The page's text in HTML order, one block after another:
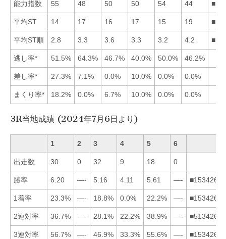
能力指数 55 48 50 50 54 44
平均ST 14 17 16 17 15 19
平均ST順 2.8 3.3 3.6 3.3 3.2 4.2
逃し率* 51.5% 64.3% 46.7% 40.0% 50.0% 46.2%
差し率* 27.3% 7.1% 0.0% 10.0% 0.0% 0.0%
まくり率* 18.2% 0.0% 6.7% 10.0% 0.0% 0.0%
3R当地成績 (2024年7月6日より)
1 2 3 4 5 6
出走数 30 0 32 9 18 0
勝率 6.20 —- 5.16 4.11 5.61 —- ■153426
1着率 23.3% —- 18.8% 0.0% 22.2% —- ■153426
2連対率 36.7% —- 28.1% 22.2% 38.9% —- ■513426
3連対率 56.7% —- 46.9% 33.3% 55.6% —- ■153426